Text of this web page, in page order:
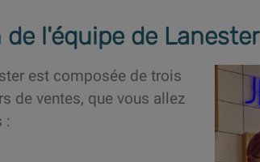
l'équipe de Lanester
est composée de trois
de ventes, que vous allez
: